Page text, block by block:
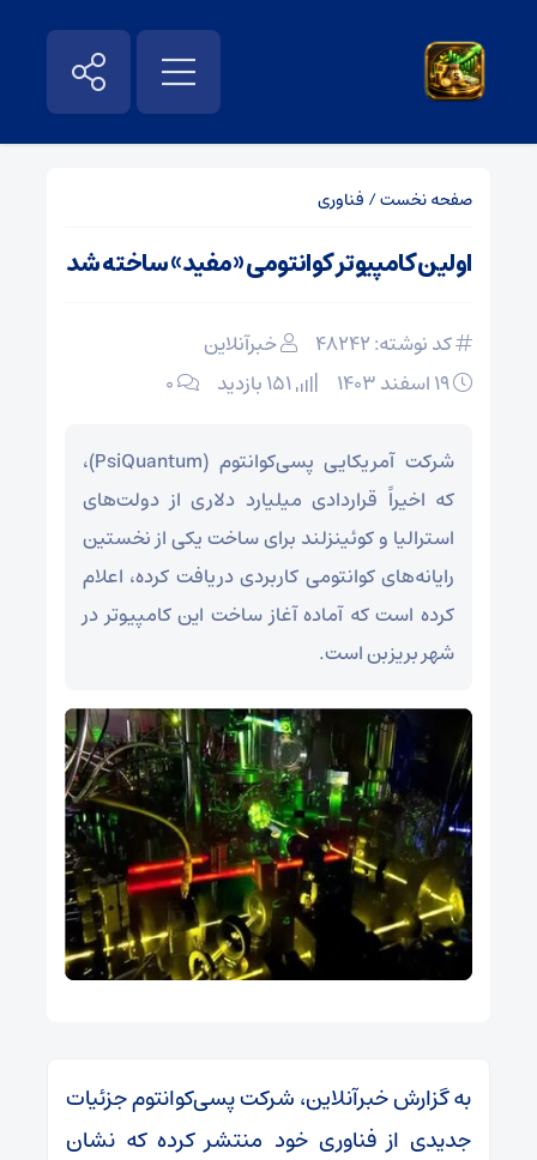
صفحه نخست/ فناوری
اولین کامپیوتر کوانتومی «مفید» ساخته شد
کد نوشته: 48242
خبرآنلاین
۰
شرکت آمریکایی پسی‌کوانتوم (PsiQuantum)،
که اخیراً قراردادی میلیارد دلاری از دولت‌های
استرالیا و کوئینزلند برای ساخت یکی از نخستین
رایانه‌های کوانتومی کاربردی دریافت کرده، اعلام
کرده است که آماده آغاز ساخت این کامپیوتر در
شهر بریزبن است.
به گزارش خبرآنلاین، شرکت پسی‌کوانتوم جزئیات
جدیدی از فناوری خود منتشر کرده که نشان